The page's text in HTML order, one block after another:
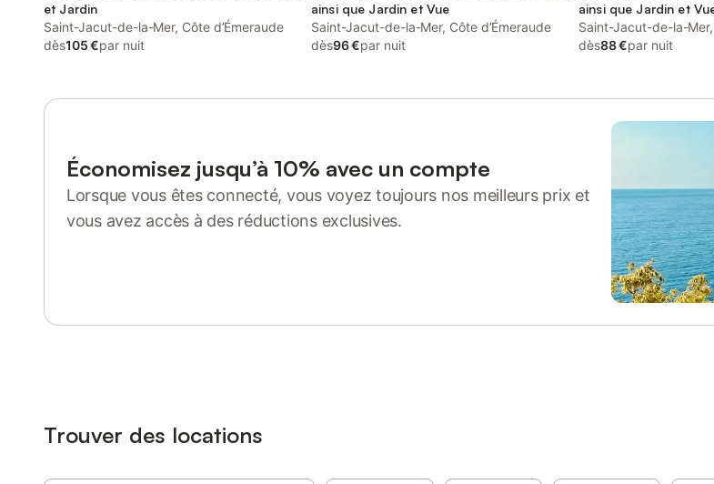
et Jardin
Saint-Jacut-de-la-Mer, Côte d’Émeraude
dès105 €par nuit
ainsi que Jardin et Vue
Saint-Jacut-de-la-Mer, Côte d’Émeraude
dès96 €par nuit
ainsi que Jardin et
Saint-Jacut-de-la-Mer,
dès88 €par nuit
Économisez jusqu’à 10% avec un compte
Lorsque vous êtes connecté, vous voyez toujours nos meilleurs prix et
vous avez accès à des réductions exclusives.
Trouver des locations